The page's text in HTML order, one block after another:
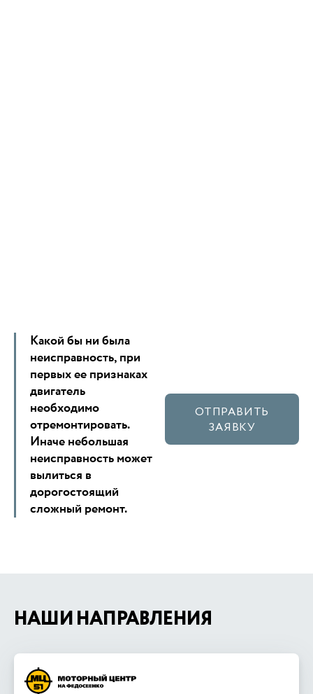
Какой бы ни была
неисправность, при
первых ее признаках
двигатель
необходимо
отремонтировать.
Иначе небольшая
неисправность может
вылиться в
дорогостоящий
сложный ремонт.
ОТПРАВИТЬ
ЗАЯВКУ
НАШИ НАПРАВЛЕНИЯ